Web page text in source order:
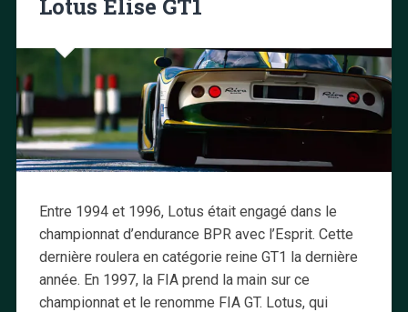
Lotus Elise GT1
Entre 1994 et 1996, Lotus était engagé dans le
championnat d’endurance BPR avec l’Esprit. Cette
dernière roulera en catégorie reine GT1 la dernière
année. En 1997, la FIA prend la main sur ce
championnat et le renomme FIA GT. Lotus, qui